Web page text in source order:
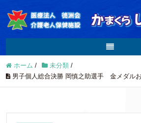
ホーム / 未分類 /
男子個人総合決勝 岡慎之助選手 金メダル